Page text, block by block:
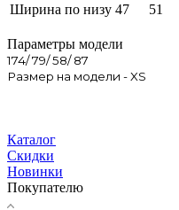
Ширина по низу 47 51
Параметры модели
174/ 79/ 58/ 87
Размер на модели - XS
Каталог
Скидки
Новинки
Покупателю